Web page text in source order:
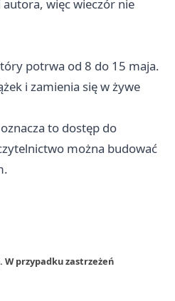
więc wieczór nie
potrwa od 8 do 15 maja.
i zamienia się w żywe
to dostęp do
można budować
przypadku zastrzeżeń